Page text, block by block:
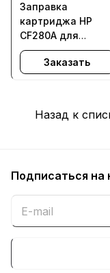
Заправка
картриджа HP
CF280A для
LaserJet M401 Pro
400, M425 Pro 400
Заказать
Назад к
Подписаться на